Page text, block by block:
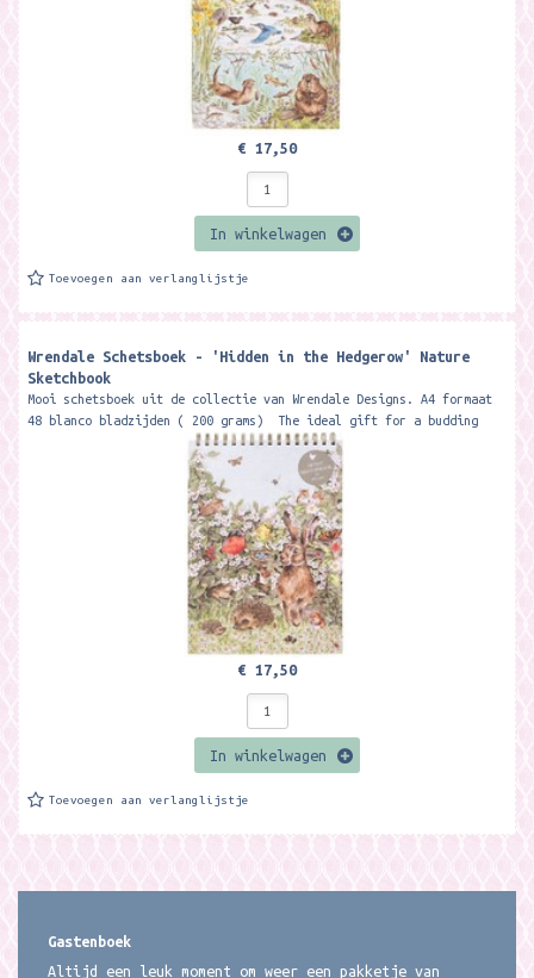
€ 17,50
In winkelwagen
Toevoegen aan verlanglijstje
Wrendale Schetsboek - 'Hidden in the Hedgerow' Nature
Sketchbook
Mooi schetsboek uit de collectie van Wrendale Designs. A4 formaat
48 blanco bladzijden ( 200 grams) The ideal gift for a budding
€ 17,50
In winkelwagen
Toevoegen aan verlanglijstje
Gastenboek
Altijd een leuk moment om weer een pakketje van